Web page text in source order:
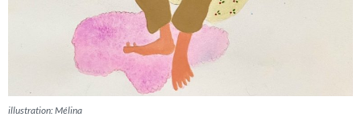
illustration: Mélina